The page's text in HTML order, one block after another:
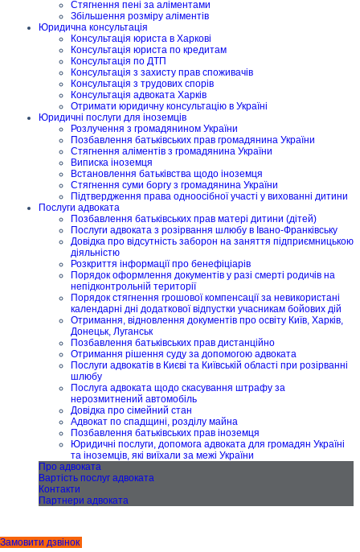
Замовити дзвінок
Стягнення пені за аліментами
Збільшення розміру аліментів
Юридична консультація
Консультація юриста в Харкові
Консультація юриста по кредитам
Консультація по ДТП
Консультація з захисту прав споживачів
Консультація з трудових спорів
Консультація адвоката Харків
Отримати юридичну консультацію в Україні
Юридичні послуги для іноземців
Розлучення з громадянином України
Позбавлення батьківських прав громадянина України
Стягнення аліментів з громадянина України
Виписка іноземця
Встановлення батьківства щодо іноземця
Стягнення суми боргу з громадянина України
Підтвердження права одноосібної участі у вихованні дитини
Послуги адвоката
Позбавлення батьківських прав матері дитини (дітей)
Послуги адвоката з розірвання шлюбу в Івано-Франківську
Довідка про відсутність заборон на заняття підприємницькою
діяльністю
Розкриття інформації про бенефіціарів
Порядок оформлення документів у разі смерті родичів на
непідконтрольній території
Порядок стягнення грошової компенсації за невикористані
календарні дні додаткової відпустки учасникам бойових дій
Отримання, відновлення документів про освіту Київ, Харків,
Донецьк, Луганськ
Позбавлення батьківських прав дистанційно
Отримання рішення суду за допомогою адвоката
Послуги адвокатів в Києві та Київській області при розірванні
шлюбу
Послуга адвоката щодо скасування штрафу за
нерозмитнений автомобіль
Довідка про сімейний стан
Адвокат по спадщині, розділу майна
Позбавлення батьківських прав іноземця
Юридичні послуги, допомога адвоката для громадян Україні
та іноземців, які виїхали за межі України
Про адвоката
Вартість послуг адвоката
Контакти
Партнери адвоката